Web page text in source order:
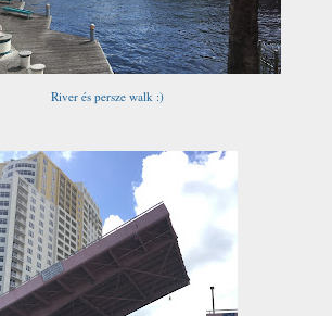
River és persze walk :)